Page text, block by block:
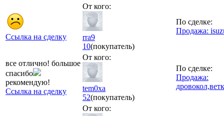
Ссылка на сделку
От кого:
rra9
10(покупатель)
По сделке:
Продажа:
все отлично! большое
спасибо
рекомендую!
Ссылка на сделку
От кого:
tem0xa
52(покупатель)
По сделке:
Продажа:
От кого: